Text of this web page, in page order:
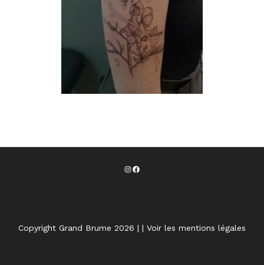
Copyright Grand Brume 2026 | | Voir les mentions légales